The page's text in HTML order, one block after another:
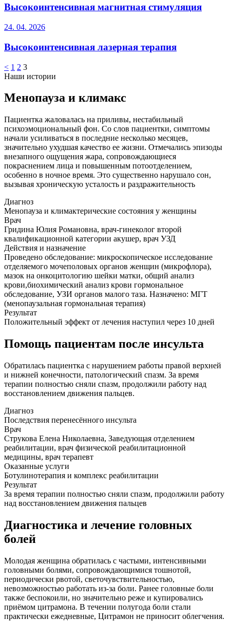
Высокоинтенсивная магнитная стимуляция
24. 04. 2026
Высокоинтенсивная лазерная терапия
< 1 2 3
Наши истории
Менопауза и климакс
Пациентка жаловалась на приливы, нестабильный
психоэмоциональный фон. Со слов пациентки, симптомы
начали усиливаться в последние несколько месяцев,
значительно ухудшая качество ее жизни. Отмечались эпизоды
внезапного ощущения жара, сопровождающиеся
покраснением лица и повышенным потоотделением,
особенно в ночное время. Это существенно нарушало сон,
вызывая хроническую усталость и раздражительность
Диагноз
Менопауза и климактерические состояния у женщины
Врач
Гридина Юлия Романовна, врач-гинеколог второй
квалификационной категории акушер, врач УЗД
Действия и назначение
Проведено обследование: микроскопическое исследование
отделяемого мочеполовых органов женщин (микрофлора),
мазок на онкоцитологию шейки матки, общий анализ
крови,биохимический анализ крови гормональное
обследование, УЗИ органов малого таза. Назначено: МГТ
(менопаузальная гормональная терапия)
Результат
Положительный эффект от лечения наступил через 10 дней
Помощь пациентам после инсульта
Обратилась пациентка с нарушением работы правой верхней
и нижней конечности, патологический спазм. За время
терапии полностью сняли спазм, продолжили работу над
восстановлением движения пальцев.
Диагноз
Последствия перенесённого инсульта
Врач
Струкова Елена Николаевна, Заведующая отделением
реабилитации, врач физической реабилитационной
медицины, врач терапевт
Оказанные услуги
Ботулинотерапия и комплекс реабилитации
Результат
За время терапии полностью сняли спазм, продолжили работу
над восстановлением движения пальцев
Диагностика и лечение головных
болей
Молодая женщина обратилась с частыми, интенсивными
головными болями, сопровождающимися тошнотой,
периодически рвотой, светочувствительностью,
невозможностью работать из-за боли. Ранее головные боли
также беспокоили, но значительно реже и купировались
приёмом цитрамона. В течении полугода боли стали
практически ежедневные, Цитрамон не приносит облегчения.